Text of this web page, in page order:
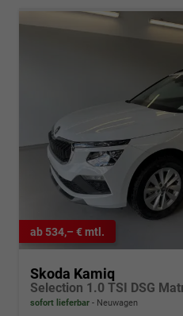
ab 534,– € mtl.
Skoda Kamiq
sofort lieferbar Neuwagen